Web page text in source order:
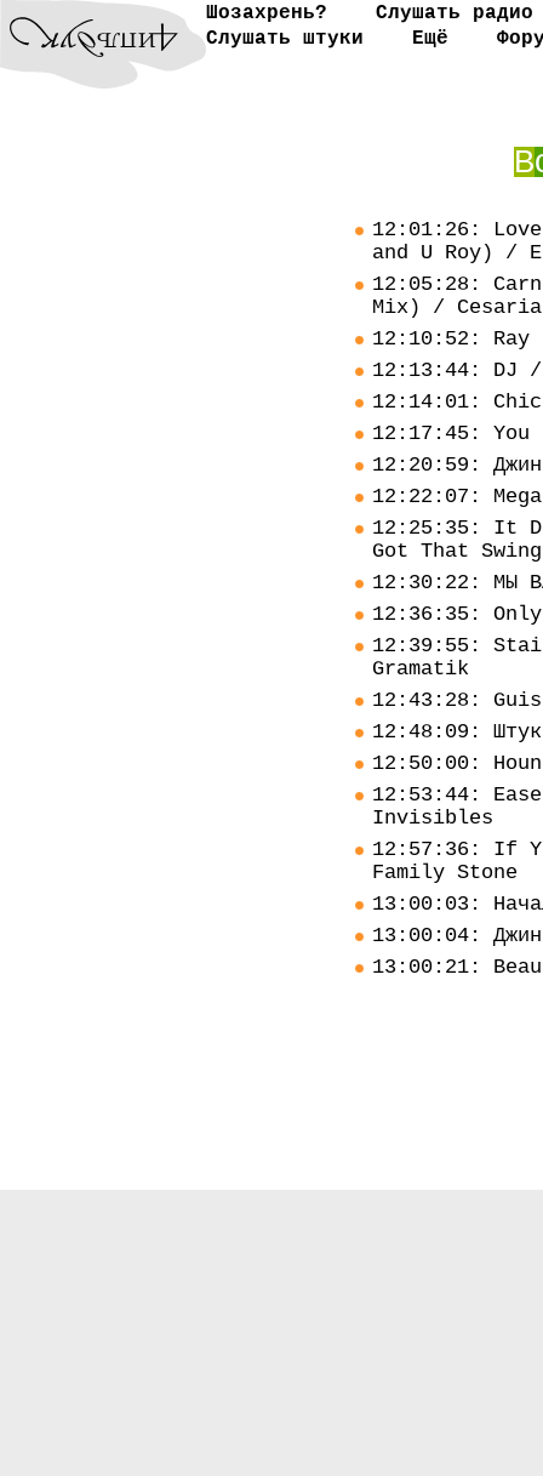
Шозахрень?
Слушать радио
Слушать штуки
Ещё
В
12:01:26:
and U Roy) /
12:05:28:
Mix) / Cesaria
12:10:52: Ray
12:13:44: DJ /
12:14:01:
12:17:45: You
12:20:59:
12:22:07:
12:25:35: It
Got That
12:30:22: МЫ
12:36:35:
12:39:55:
Gramatik
12:43:28:
12:48:09:
12:50:00:
12:53:44:
Invisibles
12:57:36: If
Family Stone
13:00:03:
13:00:04:
13:00:21: